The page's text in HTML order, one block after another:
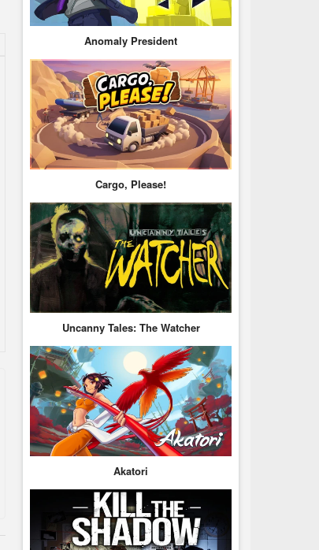
Anomaly President
Cargo, Please!
Uncanny Tales: The Watcher
Akatori